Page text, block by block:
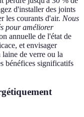
d'installer des joints
les courants d'air. Nous
pour améliorer
annuelle de l'état de
et envisager
de verre ou la
bénéfices significatifs